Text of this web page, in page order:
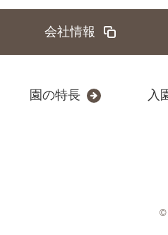
会社情報
園の特長 入
©